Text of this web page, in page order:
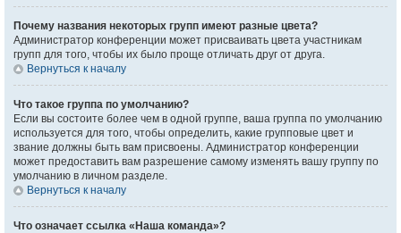
Почему названия некоторых групп имеют разные цвета?
Администратор конференции может присваивать цвета участникам
групп для того, чтобы их было проще отличать друг от друга.
Вернуться к началу
Что такое группа по умолчанию?
Если вы состоите более чем в одной группе, ваша группа по умолчанию
используется для того, чтобы определить, какие групповые цвет и
звание должны быть вам присвоены. Администратор конференции
может предоставить вам разрешение самому изменять вашу группу по
умолчанию в личном разделе.
Вернуться к началу
Что означает ссылка «Наша команда»?